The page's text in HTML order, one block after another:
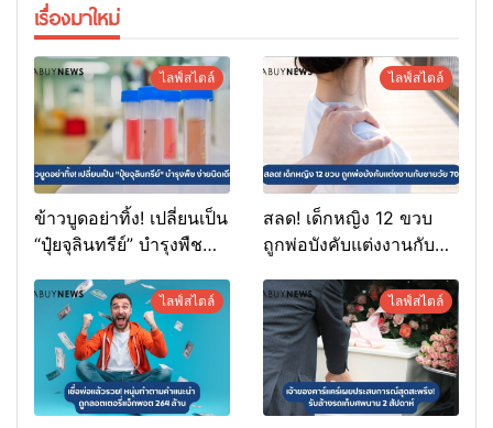
เรื่องมาใหม่
ไลฟ์สไตล์
ข้าวบูดอย่าทิ้ง! เปลี่ยนเป็น
“ปุ๋ยจุลินทรีย์” บำรุงพืช
ไลฟ์สไตล์
สลด! เด็กหญิง 12 ขวบ
ถูกพ่อบังคับแต่งงานกับ
ไลฟ์สไตล์ ไลฟ์สไตล์